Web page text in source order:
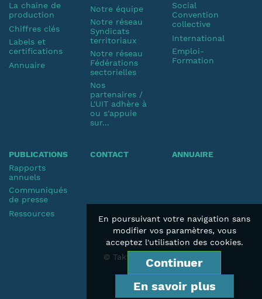
La chaine de
production
Chiffres clés
Labels et
certifications
Annuaire
Notre équipe
Notre réseau
Syndicats
territoriaux
Notre réseau
Fédérations
sectorielles
Nos
partenaires /
L'UIT adhère à
ou s'appuie
sur...
Social
Convention
collective
International
Emploi-
Formation
PUBLICATIONS
Rapports
annuels
Communiqués
de presse
Ressources
CONTACT ANNUAIRE
© Taktik 2019
En poursuivant votre navigation sans
modifier vos paramètres, vous
acceptez l'utilisation des cookies.
Continuer
En savoir plus